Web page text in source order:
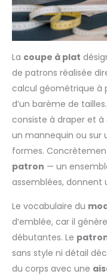
La coupe à plat
de patrons réalisée
calcul géométrique à
d’un barème de
consiste à draper et
un mannequin ou sur
formes.
patron — un
assemblées, donnent
Le vocabulaire du
d’emblée, car il
débutantes. Le
sans style ni détail
du corps avec une